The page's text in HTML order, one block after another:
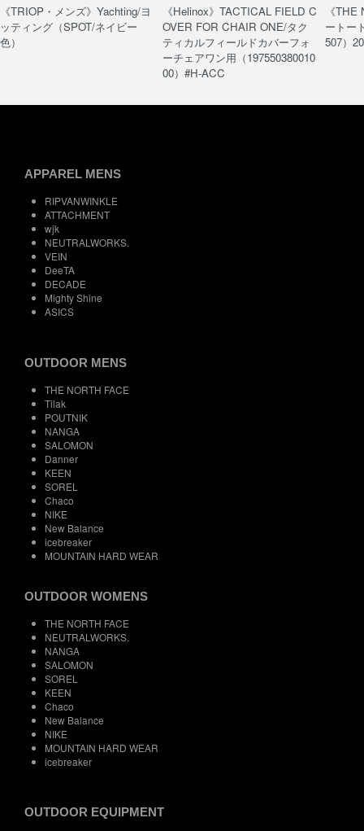
《TRIOP・メンズ》Yachting/ヨ
ッティング（SPOT/ネイビー
色）
《Helinox》TACTICAL FIELD C
OVER FOR CHAIR ONE/タク
ティカルフィールドカバーフォ
ーチェアワン用（197550380010
00）#H-ACC
《
ートー
507）
APPAREL MENS
RIPVANWINKLE
ATTACHMENT
wjk
NEUTRALWORKS.
VEIN
DeeTA
DECADE
Mighty Shine
ASICS
OUTDOOR MENS
THE NORTH FACE
Tilak
POUTNIK
NANGA
SALOMON
Danner
KEEN
SOREL
Chaco
NIKE
New Balance
icebreaker
MOUNTAIN HARD WEAR
OUTDOOR WOMENS
THE NORTH FACE
NEUTRALWORKS.
NANGA
SALOMON
SOREL
KEEN
Chaco
New Balance
NIKE
MOUNTAIN HARD WEAR
icebreaker
OUTDOOR EQUIPMENT